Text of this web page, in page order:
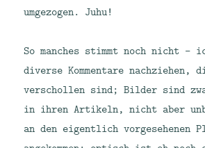
umgezogen. Juhu!
So manches stimmt noch nicht –
diverse Kommentare nachziehen,
verschollen sind; Bilder sind
in ihren Artikeln, nicht aber
an den eigentlich vorgesehenen